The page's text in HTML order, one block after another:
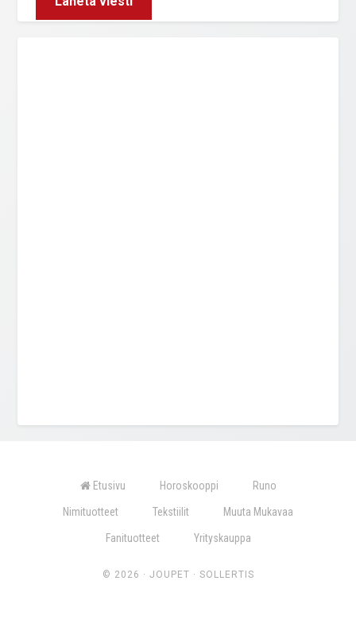
Etusivu Horoskooppi Runo
Nimituotteet Tekstiilit Muuta Mukavaa
Fanituotteet Yrityskauppa
© 2026 · JOUPET · SOLLERTIS